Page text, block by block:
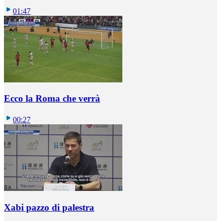
01:47
Ecco la Roma che verrà
00:27
Xabi pazzo di palestra